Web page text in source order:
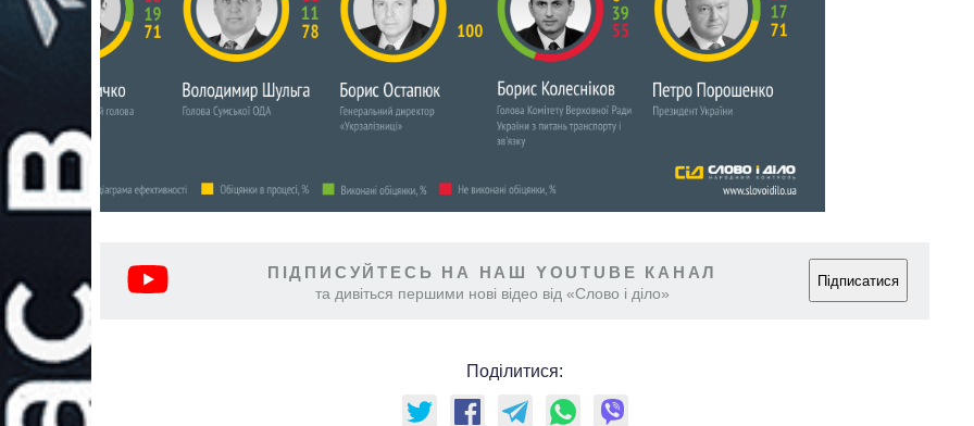
ПІДПИСУЙТЕСЬ НА НАШ YOUTUBE КАНАЛ
та дивіться першими нові відео від «Слово і діло»
Підписатися
Поділитися: